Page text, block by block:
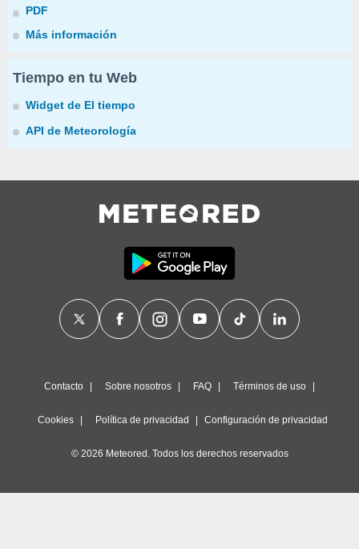
PDF
Más información
Tiempo en tu Web
Widget de El tiempo
API de Meteorología
Contacto Sobre nosotros FAQ Términos de uso
Cookies Política de privacidad Configuración de privacidad
© 2026 Meteored. Todos los derechos reservados